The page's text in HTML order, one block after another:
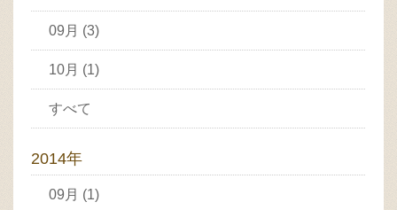
09月 (3)
10月 (1)
すべて
2014年
09月 (1)